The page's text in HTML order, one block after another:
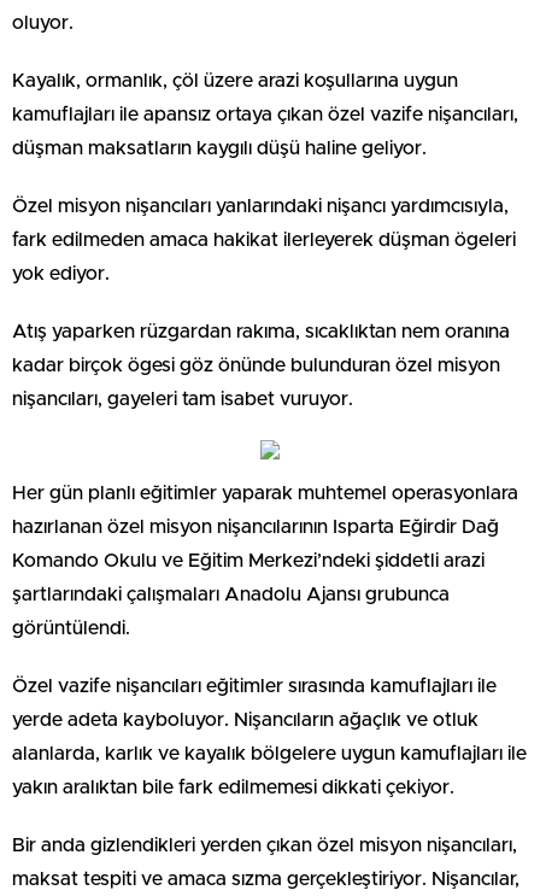
oluyor.
Kayalık, ormanlık, çöl üzere arazi koşullarına uygun
kamuflajları ile apansız ortaya çıkan özel vazife nişancıları,
düşman maksatların kaygılı düşü haline geliyor.
Özel misyon nişancıları yanlarındaki nişancı yardımcısıyla,
fark edilmeden amaca hakikat ilerleyerek düşman ögeleri
yok ediyor.
Atış yaparken rüzgardan rakıma, sıcaklıktan nem oranına
kadar birçok ögesi göz önünde bulunduran özel misyon
nişancıları, gayeleri tam isabet vuruyor.
Her gün planlı eğitimler yaparak muhtemel operasyonlara
hazırlanan özel misyon nişancılarının Isparta Eğirdir Dağ
Komando Okulu ve Eğitim Merkezi’ndeki şiddetli arazi
şartlarındaki çalışmaları Anadolu Ajansı grubunca
görüntülendi.
Özel vazife nişancıları eğitimler sırasında kamuflajları ile
yerde adeta kayboluyor. Nişancıların ağaçlık ve otluk
alanlarda, karlık ve kayalık bölgelere uygun kamuflajları ile
yakın aralıktan bile fark edilmemesi dikkati çekiyor.
Bir anda gizlendikleri yerden çıkan özel misyon nişancıları,
maksat tespiti ve amaca sızma gerçekleştiriyor. Nişancılar,